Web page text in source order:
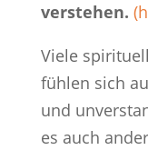
verstehen.
Viele
fühlen sich
und
es auch